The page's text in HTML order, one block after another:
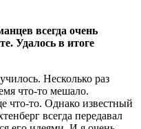
всегда очень
Удалось в итоге
Несколько раз
что-то мешало.
что-то. Однако известный
всегда передавал